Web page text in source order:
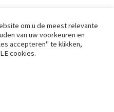
om u de meest relevante
van uw voorkeuren en
accepteren" te klikken,
cookies.